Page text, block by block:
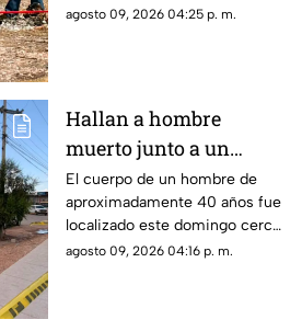
de terracería.
agosto 09, 2026 04:25 p. m.
Hallan a hombre
muerto junto a un
arroyo en Chihuahua;
investigan herida en el
cuello
El cuerpo de un hombre de
aproximadamente 40 años fue
localizado este domingo cerca
de un arroyo, en las
agosto 09, 2026 04:16 p. m.